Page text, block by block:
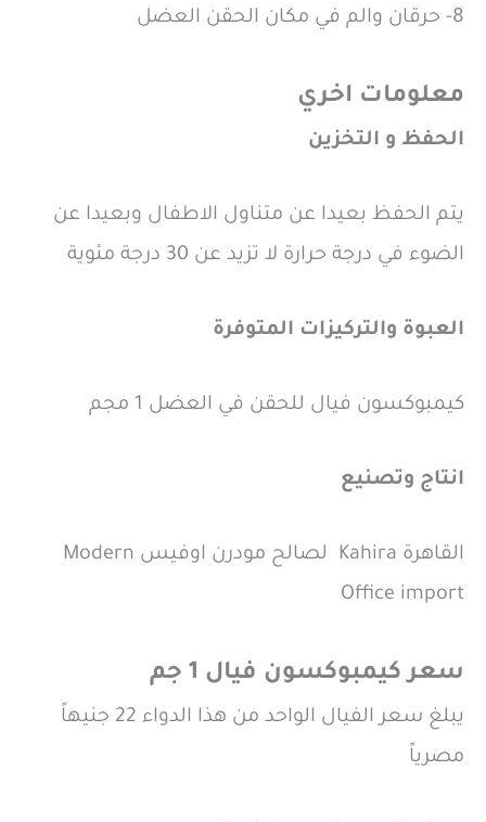
8- حرقان والم في مكان الحقن العضل
معلومات اخري
الحفظ و التخزين
يتم الحفظ بعيدا عن متناول الاطفال وبعيدا عن
الضوء في درجة حرارة لا تزيد عن 30 درجة مئوية
العبوة والتركيزات المتوفرة
كيمبوكسون فيال للحقن في العضل 1 مجم
انتاج وتصنيع
القاهرة Kahira لصالح مودرن اوفيس Modern
Office import
سعر كيمبوكسون فيال 1 جم
يبلغ سعر الفيال الواحد من هذا الدواء 22 جنيهاً
مصرياً